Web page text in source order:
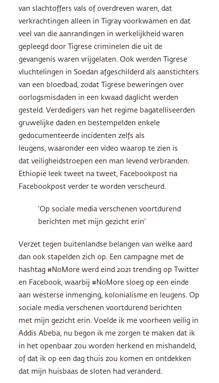
van slachtoffers vals of overdreven waren, dat
verkrachtingen alleen in Tigray voorkwamen en dat
veel van die aanrandingen in werkelijkheid waren
gepleegd door Tigrese criminelen die uit de
gevangenis waren vrijgelaten. Ook werden Tigrese
vluchtelingen in Soedan afgeschilderd als aanstichters
van een bloedbad, zodat Tigrese beweringen over
oorlogsmisdaden in een kwaad daglicht werden
gesteld. Verdedigers van het regime bagatelliseerden
gruwelijke daden en bestempelden enkele
gedocumenteerde incidenten zelfs als
leugens, waaronder een video waarop te zien is
dat veiligheidstroepen een man levend verbranden.
Ethiopië leek tweet na tweet, Facebookpost na
Facebookpost verder te worden verscheurd.
‘Op sociale media verschenen voortdurend
berichten met mijn gezicht erin’
Verzet tegen buitenlandse belangen van welke aard
dan ook stapelden zich op. Een campagne met de
hashtag #NoMore werd eind 2021 trending op Twitter
en Facebook, waarbij #NoMore sloeg op een einde
aan westerse inmenging, kolonialisme en leugens. Op
sociale media verschenen voortdurend berichten
met mijn gezicht erin. Voelde ik me voorheen veilig in
Addis Abeba, nu begon ik me zorgen te maken dat ik
in het openbaar zou worden herkend en mishandeld,
of dat ik op een dag thuis zou komen en ontdekken
dat mijn huisbaas de sloten had veranderd.